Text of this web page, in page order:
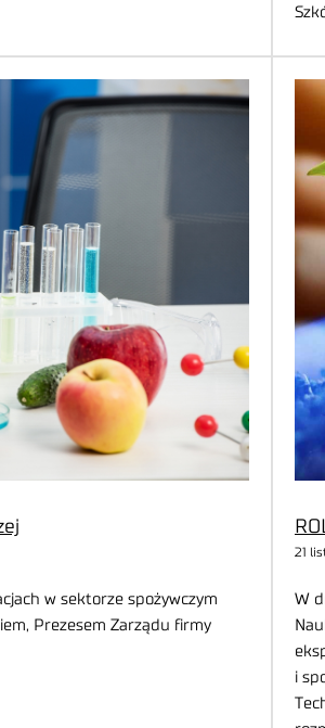
w sektorze spożywczym
Prezesem Zarządu firmy
21
W
i